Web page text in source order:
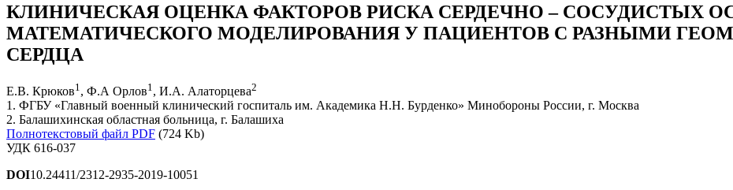
КЛИНИЧЕСКАЯ ОЦЕНКА ФАКТОРОВ РИСКА СЕРДЕЧНО – СОСУДИСТЫХ
МАТЕМАТИЧЕСКОГО МОДЕЛИРОВАНИЯ У ПАЦИЕНТОВ С РАЗНЫМИ
СЕРДЦА
Е.В. Крюков1 , Ф.А Орлов1 , И.А. Алаторцева2
1. ФГБУ «Главный военный клинический госпиталь им. Академика Н.Н. Бурденко» Минобороны России, г. Москва
2. Балашихинская областная больница, г. Балашиха
Полнотекстовый файл PDF (724 Kb)
УДК 616-037
DOI10.24411/2312-2935-2019-10051